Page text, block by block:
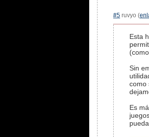
#5 ruvyo (
Esta
Sin
como
Es